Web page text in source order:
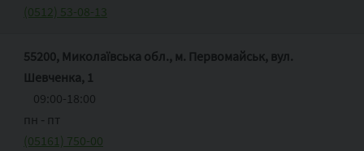
(0512) 53-08-13
55200, Миколаївська обл., м. Первомайськ, вул.
Шевченка, 1
09:00-18:00
пн ‑ пт
(05161) 750-00